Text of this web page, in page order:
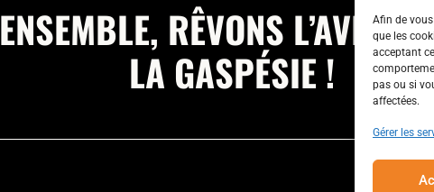
Afin de
que les
acceptant
pas ou si
affectées.
Gérer les
ENSEMBLE, RÊVONS L’AVENIR
LA GASPÉSIE !